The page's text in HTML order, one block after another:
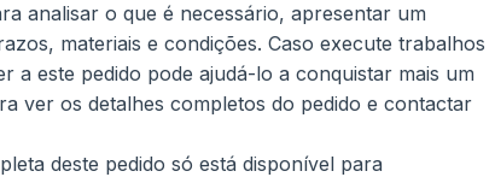
analisar o que é necessário, apresentar um
materiais e condições. Caso execute trabalhos
a este pedido pode ajudá-lo a conquistar mais um
ver os detalhes completos do pedido e contactar
deste pedido só está disponível para